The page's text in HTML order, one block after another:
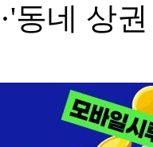
동네 상